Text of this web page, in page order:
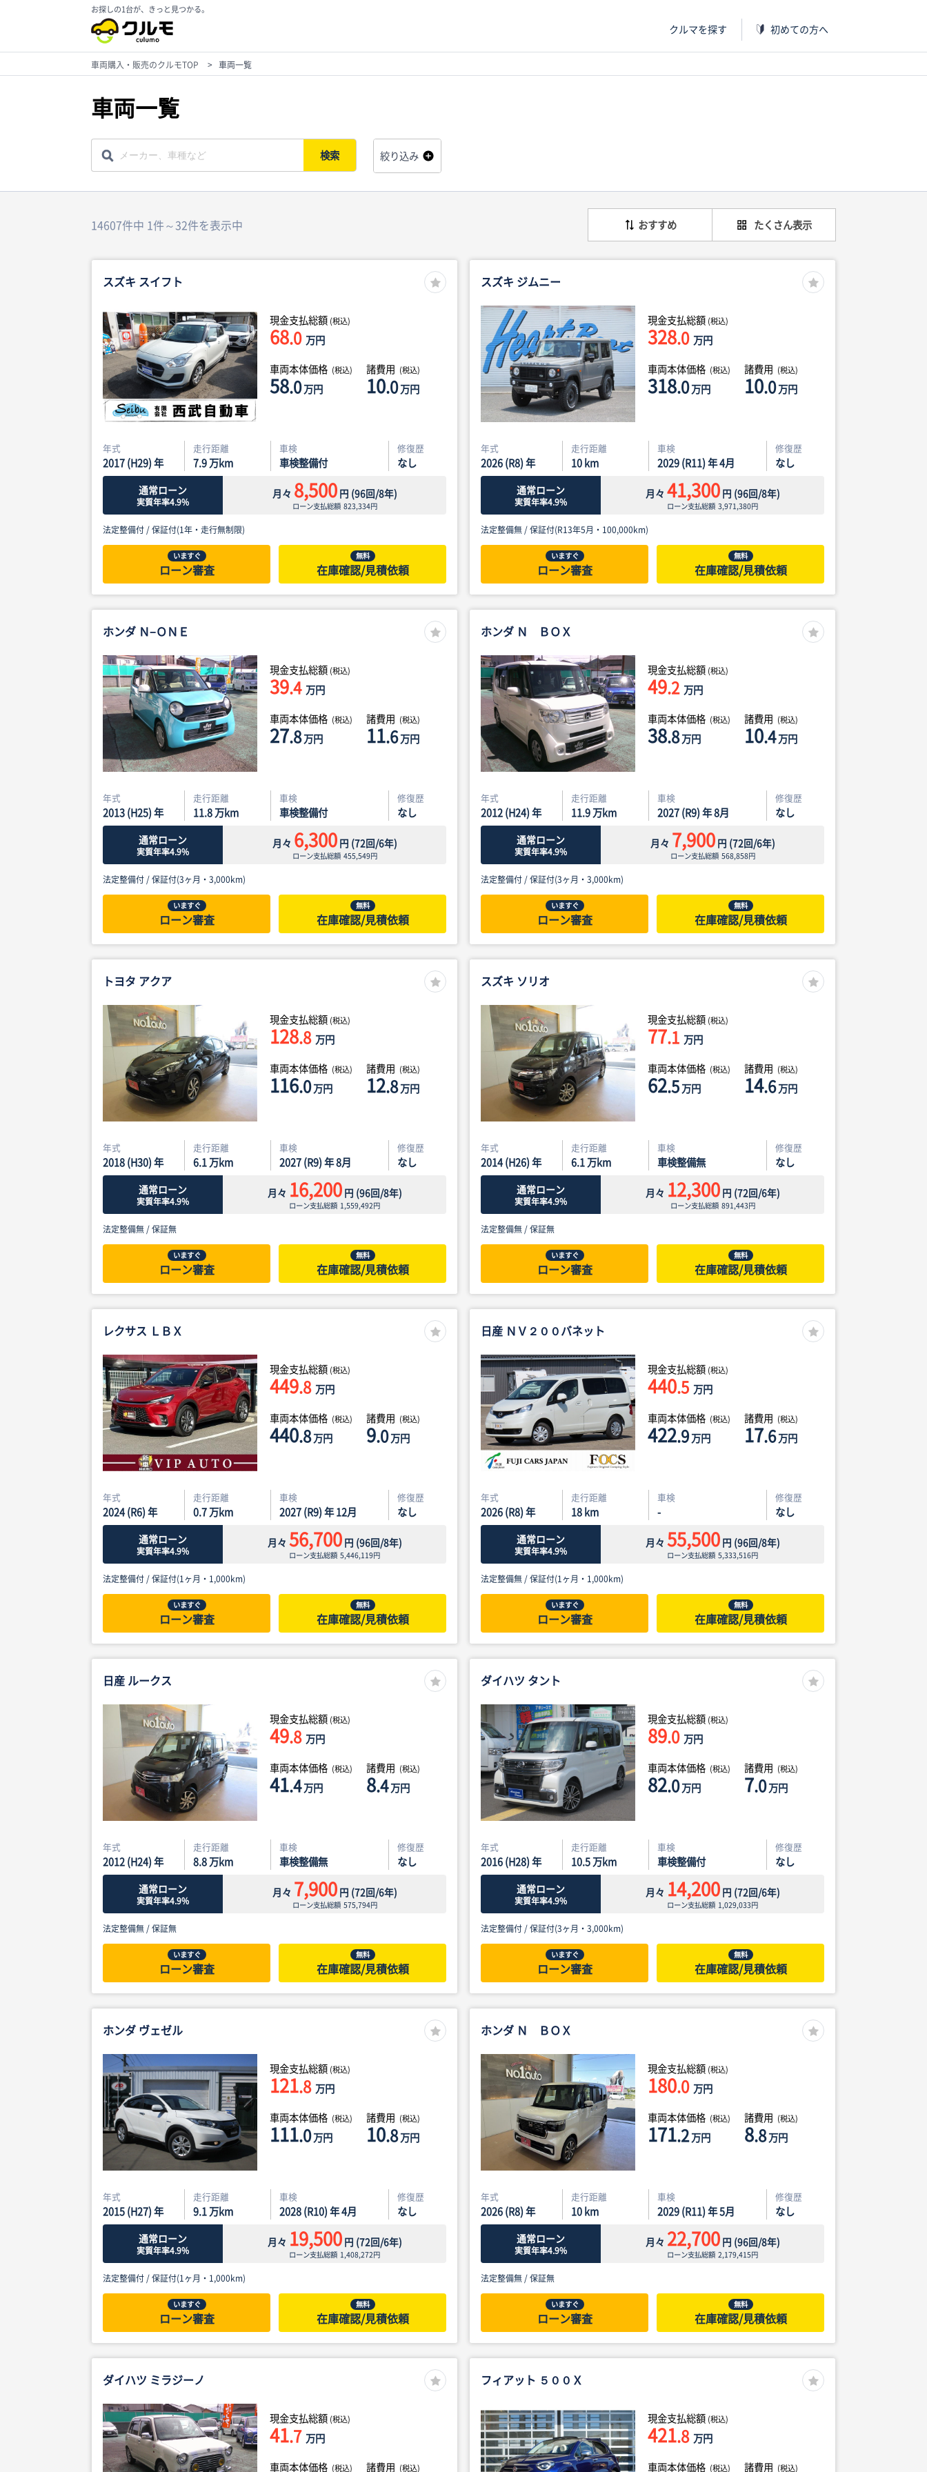
お探しの1台が、きっと見つかる。
クルマを探す 初めての方へ
車両購入・販売のクルモTOP > 車両一覧
車両一覧
検索 絞り込み
14607件中 1件～32件を表示中 おすすめ たくさん表示
スズキ スイフト
現金支払総額 (税込)
68.0 万円
車両本体価格 (税込)
58.0万円
諸費用 (税込)
10.0万円
年式
2017 (H29) 年
走行距離
7.9万km
車検
車検整備付
修復歴
なし
通常ローン
実質年率4.9%
月々 8,500円 (96回/8年)
ローン支払総額 823,334円
法定整備付 /保証付(1年・走行無制限)
いますぐ
ローン審査
無料
在庫確認/見積依頼
スズキ ジムニー
現金支払総額 (税込)
328.0 万円
車両本体価格 (税込)
318.0万円
諸費用 (税込)
10.0万円
年式
2026 (R8) 年
走行距離
10km
車検
2029 (R11) 年 4月
修復歴
なし
通常ローン
実質年率4.9%
月々 41,300円 (96回/8年)
ローン支払総額3,971,380円
法定整備無 /保証付(R13年5月・100,000km)
いますぐ
ローン審査
無料
在庫確認/見積依頼
ホンダ Ｎ−ＯＮＥ
現金支払総額 (税込)
39.4 万円
車両本体価格 (税込)
27.8万円
諸費用 (税込)
11.6万円
年式
2013 (H25) 年
走行距離
11.8万km
車検
車検整備付
修復歴
なし
通常ローン
実質年率4.9%
月々 6,300円 (72回/6年)
ローン支払総額 455,549円
法定整備付 /保証付(3ヶ月・3,000km)
いますぐ
ローン審査
無料
在庫確認/見積依頼
ホンダ Ｎ ＢＯＸ
現金支払総額 (税込)
49.2 万円
車両本体価格 (税込)
38.8万円
諸費用 (税込)
10.4万円
年式
2012 (H24) 年
走行距離
11.9万km
車検
2027 (R9) 年 8月
修復歴
なし
通常ローン
実質年率4.9%
月々 7,900円 (72回/6年)
ローン支払総額 568,858円
法定整備付 /保証付(3ヶ月・3,000km)
いますぐ
ローン審査
無料
在庫確認/見積依頼
トヨタ アクア
現金支払総額 (税込)
128.8 万円
車両本体価格 (税込)
116.0万円
諸費用 (税込)
12.8万円
年式
2018 (H30) 年
走行距離
6.1万km
車検
2027 (R9) 年 8月
修復歴
なし
通常ローン
実質年率4.9%
月々 16,200円 (96回/8年)
ローン支払総額 1,559,492円
法定整備無 /保証無
いますぐ
ローン審査
無料
在庫確認/見積依頼
スズキ ソリオ
現金支払総額 (税込)
77.1 万円
車両本体価格 (税込)
62.5万円
諸費用 (税込)
14.6万円
年式
2014 (H26) 年
走行距離
6.1万km
車検
車検整備無
修復歴
なし
通常ローン
実質年率4.9%
月々 12,300円 (72回/6年)
ローン支払総額 891,443円
法定整備無 /保証無
いますぐ
ローン審査
無料
在庫確認/見積依頼
レクサス ＬＢＸ
現金支払総額 (税込)
449.8 万円
車両本体価格 (税込)
440.8万円
諸費用 (税込)
9.0万円
年式
2024 (R6) 年
走行距離
0.7万km
車検
2027 (R9) 年 12月
修復歴
なし
通常ローン
実質年率4.9%
月々 56,700円 (96回/8年)
ローン支払総額5,446,119円
法定整備付 /保証付(1ヶ月・1,000km)
いますぐ
ローン審査
無料
在庫確認/見積依頼
日産 ＮＶ２００バネット
現金支払総額 (税込)
440.5 万円
車両本体価格 (税込)
422.9万円
諸費用 (税込)
17.6万円
年式
2026 (R8) 年
走行距離
18km
車検
-
修復歴
なし
通常ローン
実質年率4.9%
月々 55,500円 (96回/8年)
ローン支払総額5,333,516円
法定整備無 /保証付(1ヶ月・1,000km)
いますぐ
ローン審査
無料
在庫確認/見積依頼
日産 ルークス
現金支払総額 (税込)
49.8 万円
車両本体価格 (税込)
41.4万円
諸費用 (税込)
8.4万円
年式
2012 (H24) 年
走行距離
8.8万km
車検
車検整備無
修復歴
なし
通常ローン
実質年率4.9%
月々 7,900円 (72回/6年)
ローン支払総額 575,794円
法定整備無 /保証無
いますぐ
ローン審査
無料
在庫確認/見積依頼
ダイハツ タント
現金支払総額 (税込)
89.0 万円
車両本体価格 (税込)
82.0万円
諸費用 (税込)
7.0万円
年式
2016 (H28) 年
走行距離
10.5万km
車検
車検整備付
修復歴
なし
通常ローン
実質年率4.9%
月々 14,200円 (72回/6年)
ローン支払総額 1,029,033円
法定整備付 /保証付(3ヶ月・3,000km)
いますぐ
ローン審査
無料
在庫確認/見積依頼
ホンダ ヴェゼル
現金支払総額 (税込)
121.8 万円
車両本体価格 (税込)
111.0万円
諸費用 (税込)
10.8万円
年式
2015 (H27) 年
走行距離
9.1万km
車検
2028 (R10) 年 4月
修復歴
なし
通常ローン
実質年率4.9%
月々 19,500円 (72回/6年)
ローン支払総額 1,408,272円
法定整備付 /保証付(1ヶ月・1,000km)
いますぐ
ローン審査
無料
在庫確認/見積依頼
ホンダ Ｎ ＢＯＸ
現金支払総額 (税込)
180.0 万円
車両本体価格 (税込)
171.2万円
諸費用 (税込)
8.8万円
年式
2026 (R8) 年
走行距離
10km
車検
2029 (R11) 年 5月
修復歴
なし
通常ローン
実質年率4.9%
月々 22,700円 (96回/8年)
ローン支払総額2,179,415円
法定整備無 /保証無
いますぐ
ローン審査
無料
在庫確認/見積依頼
ダイハツ ミラジーノ
現金支払総額 (税込)
41.7 万円
車両本体価格 (税込) 諸費用 (税込)
フィアット ５００Ｘ
現金支払総額 (税込)
421.8 万円
車両本体価格 (税込) 諸費用 (税込)